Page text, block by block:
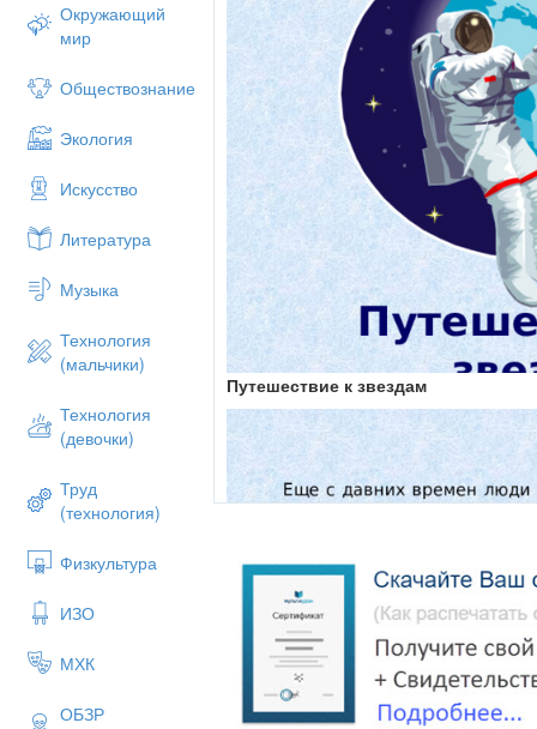
Окружающий
мир
Обществознание
Экология
Искусство
Литература
Музыка
Технология
(мальчики)
Технология
(девочки)
Труд
(технология)
Физкультура
ИЗО
МХК
ОБЗР
Путешествие к звездам